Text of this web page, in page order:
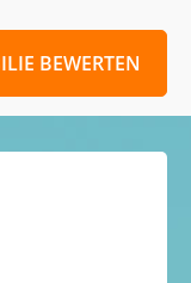
BEWERTEN